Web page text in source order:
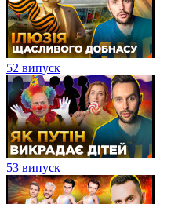
52 випуск
53 випуск